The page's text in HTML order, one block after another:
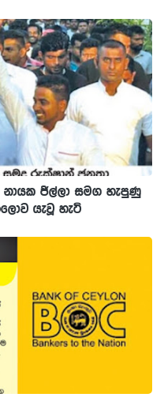
ජිල්ලා සමග හැපුණු
යැවූ හැටි